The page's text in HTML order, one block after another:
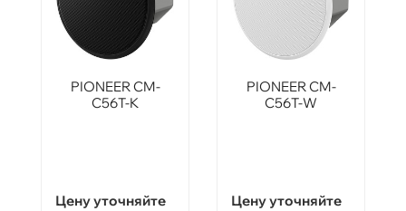
PIONEER CM-
C56T-K
Цену уточняйте
PIONEER CM-
C56T-W
Цену уточняйте